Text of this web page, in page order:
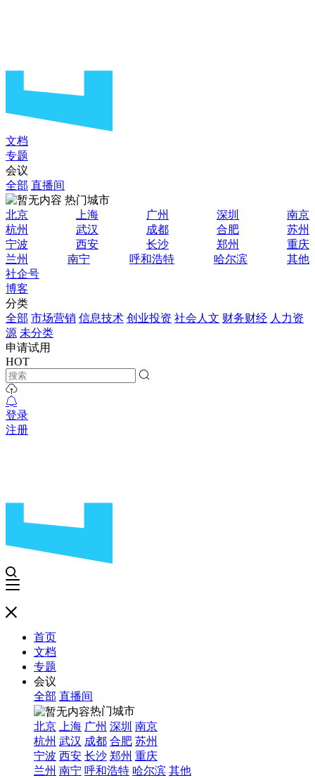
文档
专题
会议
全部 直播间
热门城市
北京
上海 广州 深圳
南京
杭州
武汉 成都 合肥
苏州
宁波
西安 长沙 郑州
重庆
兰州
南宁 呼和浩特 哈尔滨
其他
社企号
博客
分类
全部 市场营销 信息技术 创业投资 社会人文 财务财经 人力资
源 未分类
申请试用
HOT
登录
注册
首页
文档
专题
会议
全部 直播间
热门城市
北京
上海 广州 深圳 南京
杭州 武汉 成都 合肥 苏州
宁波 西安 长沙 郑州 重庆
兰州 南宁 呼和浩特 哈尔滨 其他